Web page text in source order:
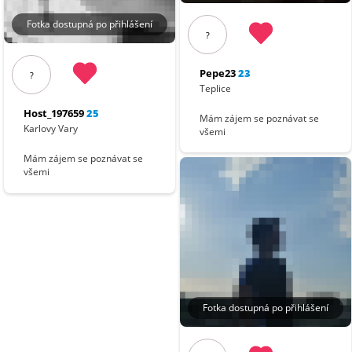
Fotka dostupná po přihlášení
?
Host_19765925
Karlovy Vary
Mám zájem se poznávat se
všemi
?
Pepe2323
Teplice
Mám zájem se poznávat se
všemi
Fotka dostupná po přihlášení